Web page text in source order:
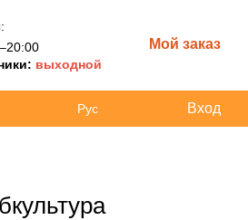
выходной
Мой заказ
Рус Вход